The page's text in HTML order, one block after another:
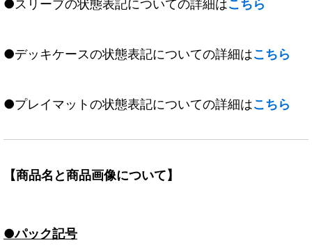
●スリーブの状態表記についての詳細はこちら
●デッキケースの状態表記についての詳細はこちら
●プレイマットの状態表記についての詳細はこちら
【商品名と商品画像について】
●パック記号